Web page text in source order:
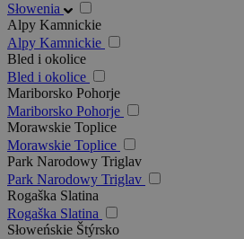
Słowenia
Alpy Kamnickie
Alpy Kamnickie
Bled i okolice
Bled i okolice
Mariborsko Pohorje
Mariborsko Pohorje
Morawskie Toplice
Morawskie Toplice
Park Narodowy Triglav
Park Narodowy Triglav
Rogaška Slatina
Rogaška Slatina
Słoweńskie Štýrsko